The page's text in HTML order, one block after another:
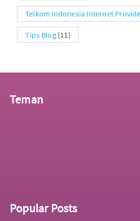
Telkom Indonesia Internet
Tips Blog (11)
Teman
Popular Posts